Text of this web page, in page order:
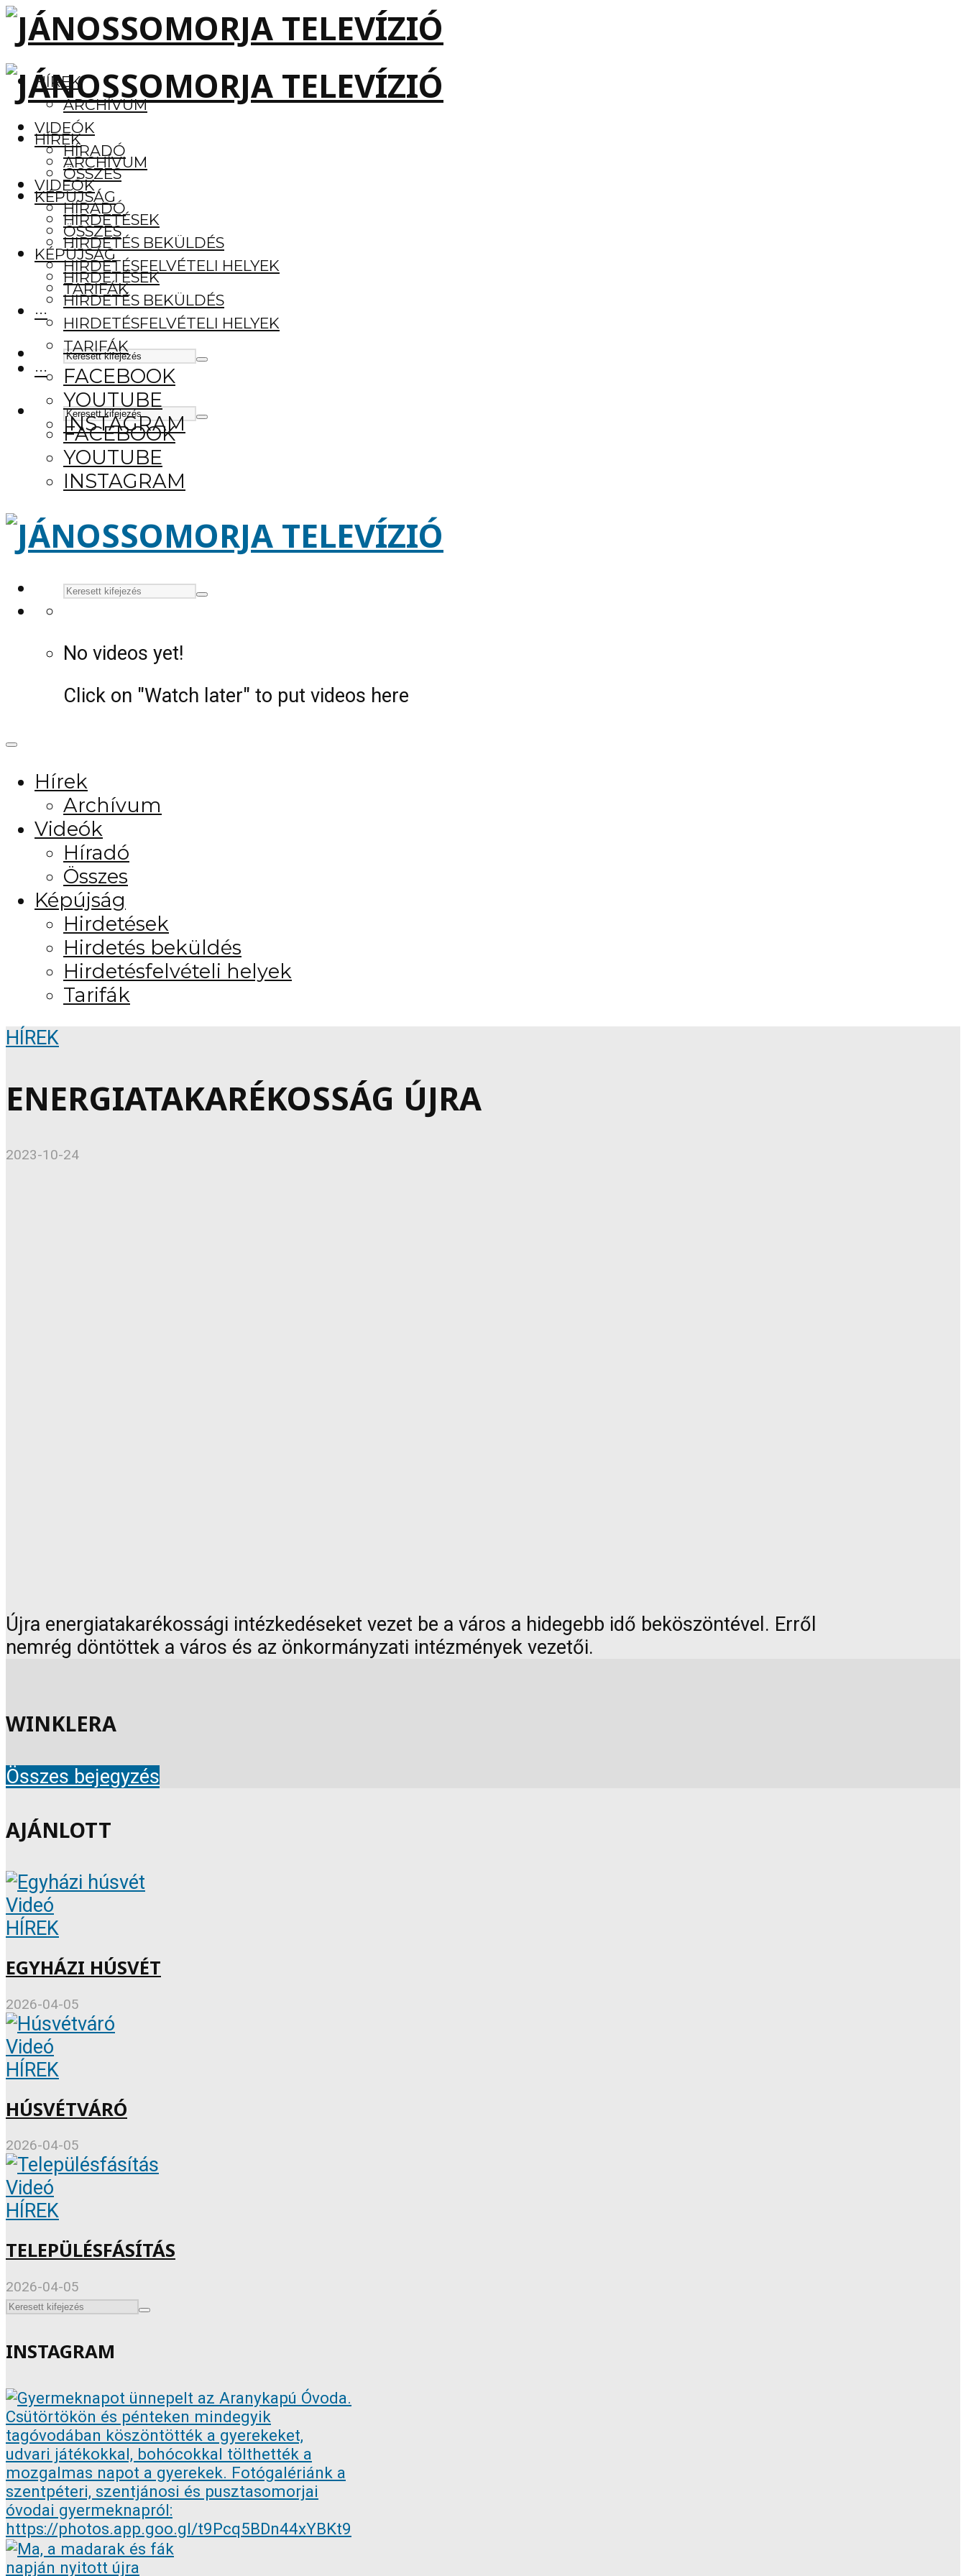
HÍREK
ARCHÍVUM
VIDEÓK
HÍRADÓ
ÖSSZES
KÉPÚJSÁG
HIRDETÉSEK
HIRDETÉS BEKÜLDÉS
HIRDETÉSFELVÉTELI HELYEK
TARIFÁK
···
FACEBOOK
YOUTUBE
INSTAGRAM
HÍREK
ARCHÍVUM
VIDEÓK
HÍRADÓ
ÖSSZES
KÉPÚJSÁG
HIRDETÉSEK
HIRDETÉS BEKÜLDÉS
HIRDETÉSFELVÉTELI HELYEK
TARIFÁK
···
FACEBOOK
YOUTUBE
INSTAGRAM
No videos yet!
Click on "Watch later" to put videos here
Hírek
Archívum
Videók
Híradó
Összes
Képújság
Hirdetések
Hirdetés beküldés
Hirdetésfelvételi helyek
Tarifák
HÍREK
ENERGIATAKARÉKOSSÁG ÚJRA
2023-10-24
Újra energiatakarékossági intézkedéseket vezet be a város a hidegebb idő beköszöntével. Erről
nemrég döntöttek a város és az önkormányzati intézmények vezetői.
WINKLERA
Összes bejegyzés
AJÁNLOTT
Videó
HÍREK
EGYHÁZI HÚSVÉT
2026-04-05
Videó
HÍREK
HÚSVÉTVÁRÓ
2026-04-05
Videó
HÍREK
TELEPÜLÉSFÁSÍTÁS
2026-04-05
INSTAGRAM